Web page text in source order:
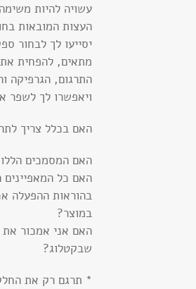
עשויה להיות
העצות המובאות
יסייעו לך לבחור
מתאים, להפחית את
התרגום, הגרפיקה
ויאפשרו לך לשפר
האם בכלל צריך
האם המסמכים הללו
האם כל המאפיינים
בהוראות ההפעלה
במוצר?
האם אני אמכור את
שבקטלוג?
* תרגם רק את